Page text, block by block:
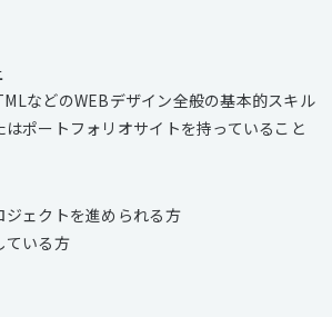
などのWEBデザイン全般の基本的スキル
ポートフォリオサイトを持っていること
ジェクトを進められる方
ている方